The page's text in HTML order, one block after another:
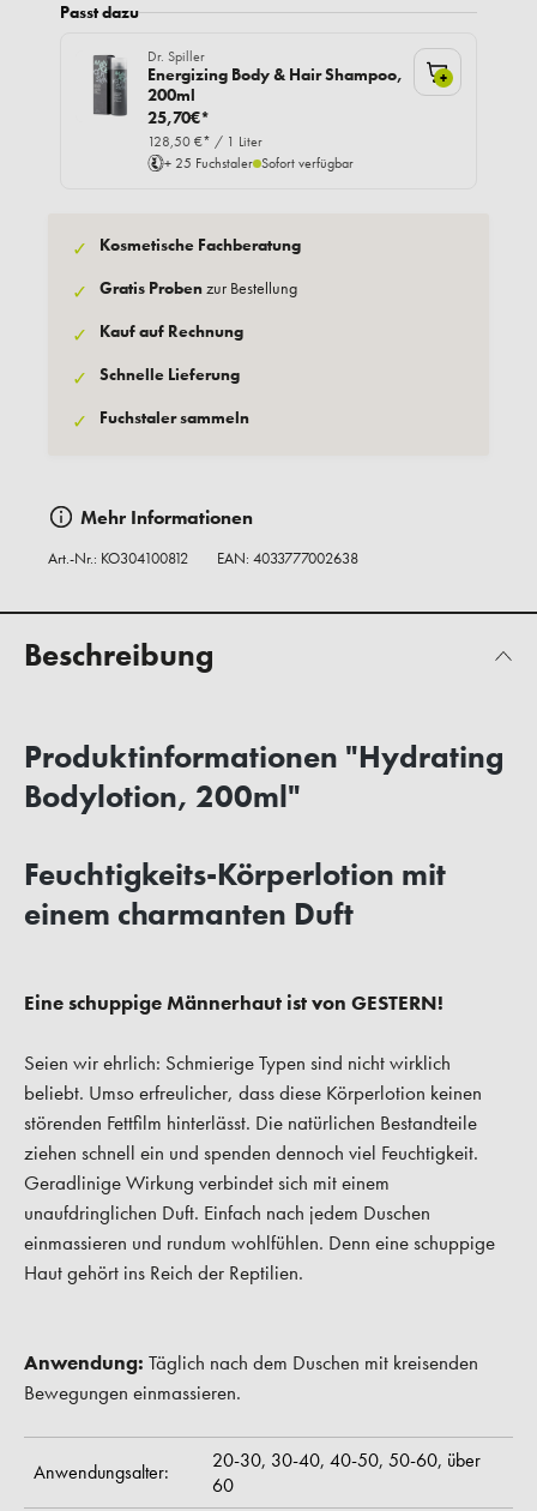
Passt dazu
Dr. Spiller
Energizing Body & Hair Shampoo,
200ml
25,70€*
128,50 €* / 1 Liter
+ 25 Fuchstaler Sofort verfügbar
+
✓ Kosmetische Fachberatung
✓ Gratis Probenzur Bestellung
✓ Kauf auf Rechnung
✓ Schnelle Lieferung
✓ Fuchstaler sammeln
Mehr Informationen
Art.-Nr.: KO304100812 EAN: 4033777002638
Beschreibung
Produktinformationen "Hydrating
Bodylotion, 200ml"
Feuchtigkeits-Körperlotion mit
einem charmanten Duft
Eine schuppige Männerhaut ist von GESTERN!
Seien wir ehrlich: Schmierige Typen sind nicht wirklich
beliebt. Umso erfreulicher, dass diese Körperlotion keinen
störenden Fettfilm hinterlässt. Die natürlichen Bestandteile
ziehen schnell ein und spenden dennoch viel Feuchtigkeit.
Geradlinige Wirkung verbindet sich mit einem
unaufdringlichen Duft. Einfach nach jedem Duschen
einmassieren und rundum wohlfühlen. Denn eine schuppige
Haut gehört ins Reich der Reptilien.
Anwendung: Täglich nach dem Duschen mit kreisenden
Bewegungen einmassieren.
Anwendungsalter: 20-30, 30-40, 40-50, 50-60, über
60